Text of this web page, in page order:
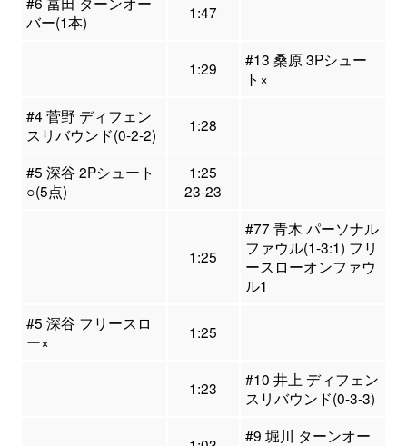
バー(1本)
1:47
1:29
#13 桑原 3Pシュー
ト×
#4 菅野 ディフェン
スリバウンド(0-2-2)
1:28
#5 深谷 2Pシュート
○(5点)
1:25
23-23
1:25
#77 青木 パーソナル
ファウル(1-3:1) フリ
ースローオンファウ
ル1
#5 深谷 フリースロ
ー×
1:25
1:23
#10 井上 ディフェン
スリバウンド(0-3-3)
#9 堀川 ターンオー